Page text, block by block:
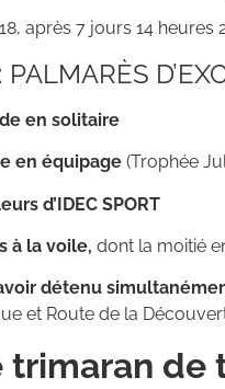
après 7 jours 14
en solitaire
en équipage (Trophée
d’IDEC SPORT
à la voile, dont la moitié
détenu
et Route de la
trimaran